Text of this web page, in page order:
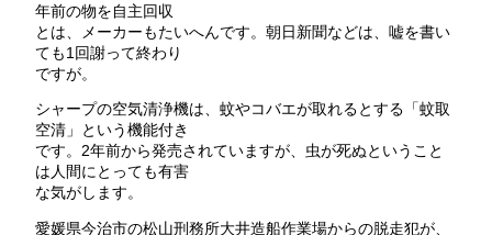
年前の物を自主回収
とは、メーカーもたいへんです。朝日新聞などは、嘘を書い
ても1回謝って終わり
ですが。
シャープの空気清浄機は、蚊やコバエが取れるとする「蚊取
空清」という機能付き
です。2年前から発売されていますが、虫が死ぬということ
は人間にとっても有害
な気がします。
愛媛県今治市の松山刑務所大井造船作業場からの脱走犯が、